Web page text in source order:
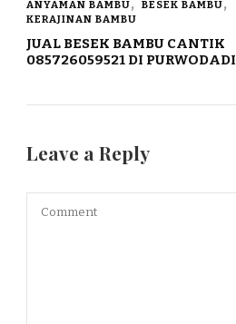
ANYAMAN BAMBU
BESEK BAMBU
KERAJINAN BAMBU
JUAL BESEK BAMBU CANTIK
085726059521 DI PURWODADI
Leave a Reply